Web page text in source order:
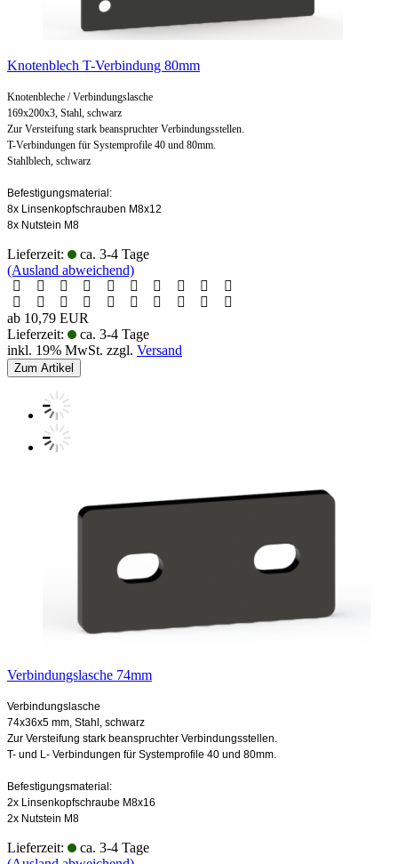
Knotenblech T-Verbindung 80mm
Knotenbleche / Verbindungslasche
169x200x3, Stahl, schwarz
Zur Versteifung stark beanspruchter Verbindungsstellen.
T-Verbindungen für Systemprofile 40 und 80mm.
Stahlblech, schwarz
Befestigungsmaterial:
8x Linsenkopfschrauben M8x12
8x Nutstein M8
Lieferzeit:
ca. 3-4 Tage
(Ausland abweichend)
ab 10,79 EUR
Lieferzeit:
ca. 3-4 Tage
inkl. 19% MwSt. zzgl. Versand
Zum Artikel
Verbindungslasche 74mm
Verbindungslasche
74x36x5 mm, Stahl, schwarz
Zur Versteifung stark beanspruchter Verbindungsstellen.
T- und L- Verbindungen für Systemprofile 40 und 80mm.
Befestigungsmaterial:
2x Linsenkopfschraube M8x16
2x Nutstein M8
Lieferzeit:
ca. 3-4 Tage